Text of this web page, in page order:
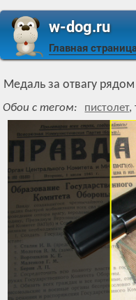
w-dog.ru
Главная
Медаль за отвагу
Обои с тегом: пистолет,